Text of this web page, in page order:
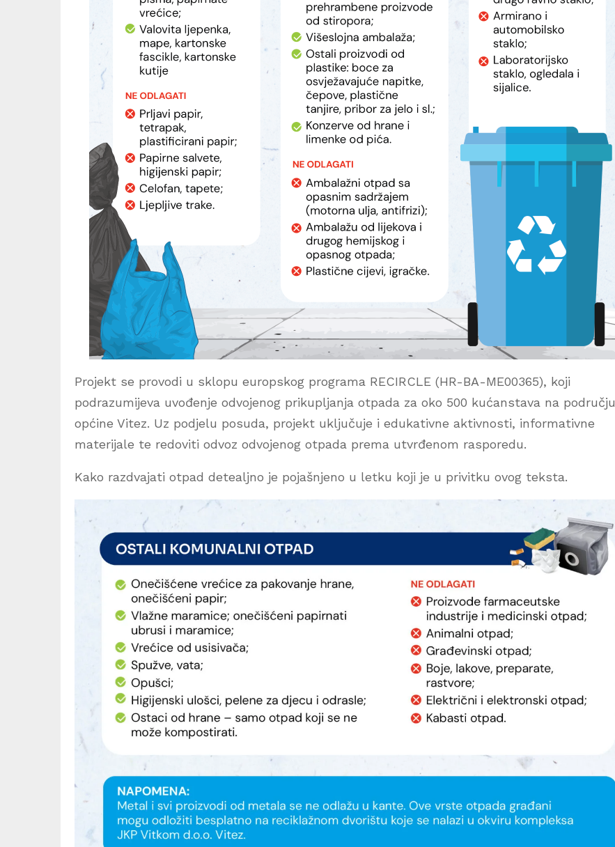
Projekt se provodi u sklopu europskog programa RECIRCLE (HR-BA-ME00365), koji
podrazumijeva uvođenje odvojenog prikupljanja otpada za oko 500 kućanstava na području
općine Vitez. Uz podjelu posuda, projekt uključuje i edukativne aktivnosti, informativne
materijale te redoviti odvoz odvojenog otpada prema utvrđenom rasporedu.
Kako razdvajati otpad detealjno je pojašnjeno u letku koji je u privitku ovog teksta.